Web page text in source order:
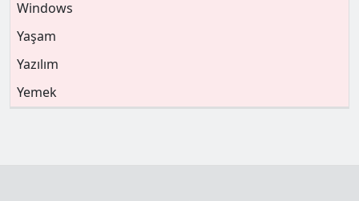
Windows
Yaşam
Yazılım
Yemek